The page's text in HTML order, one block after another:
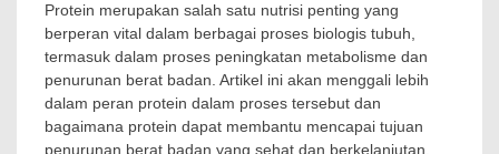
Protein merupakan salah satu nutrisi penting yang
berperan vital dalam berbagai proses biologis tubuh,
termasuk dalam proses peningkatan metabolisme dan
penurunan berat badan. Artikel ini akan menggali lebih
dalam peran protein dalam proses tersebut dan
bagaimana protein dapat membantu mencapai tujuan
penurunan berat badan yang sehat dan berkelanjutan.